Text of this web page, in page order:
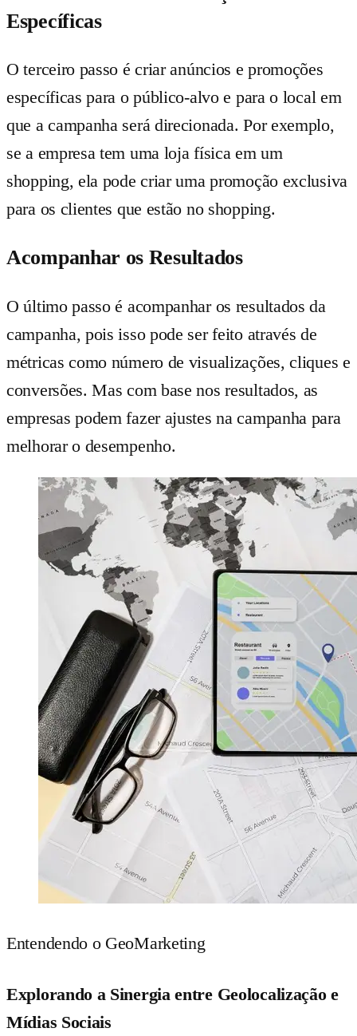
Específicas
O terceiro passo é criar anúncios e promoções
específicas para o público-alvo e para o local em
que a campanha será direcionada. Por exemplo,
se a empresa tem uma loja física em um
shopping, ela pode criar uma promoção exclusiva
para os clientes que estão no shopping.
Acompanhar os Resultados
O último passo é acompanhar os resultados da
campanha, pois isso pode ser feito através de
métricas como número de visualizações, cliques e
conversões. Mas com base nos resultados, as
empresas podem fazer ajustes na campanha para
melhorar o desempenho.
Entendendo o GeoMarketing
Explorando a Sinergia entre Geolocalização e
Mídias Sociais